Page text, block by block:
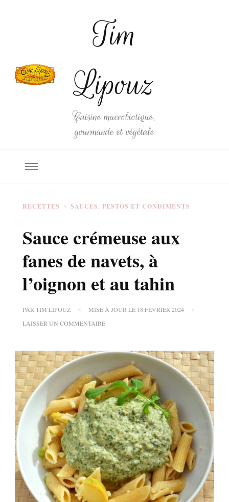
Tim
Lipouz
Cuisine macrobiotique,
gourmande et végétale
RECETTES SAUCES, PESTOS ET CONDIMENTS
Sauce crémeuse aux
fanes de navets, à
l’oignon et au tahin
PAR TIM LIPOUZ MISE À JOUR LE 18 FÉVRIER 2024
LAISSER UN COMMENTAIRESUR
NAVETS,
À
L’OIGNON
ET
AU
TAHIN